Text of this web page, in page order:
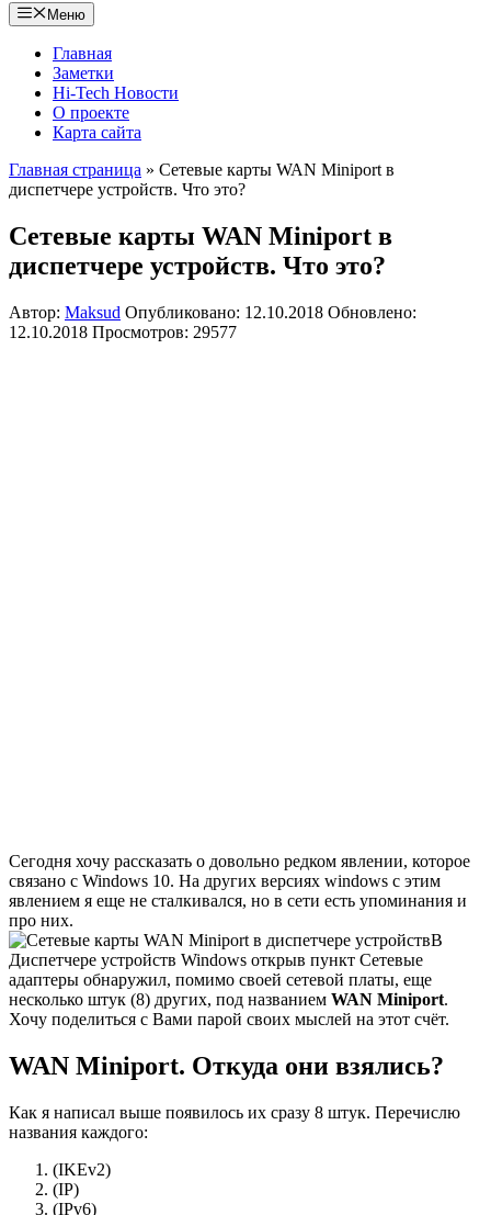
Меню
Главная
Заметки
Hi-Tech Новости
О проекте
Карта сайта
Главная страница » Сетевые карты WAN Miniport в
диспетчере устройств. Что это?
Сетевые карты WAN Miniport в
диспетчере устройств. Что это?
Автор: Maksud Опубликовано: 12.10.2018 Обновлено:
12.10.2018 Просмотров: 29577
Сегодня хочу рассказать о довольно редком явлении, которое
связано с Windows 10. На других версиях windows с этим
явлением я еще не сталкивался, но в сети есть упоминания и
про них.
В
Диспетчере устройств Windows открыв пункт Сетевые
адаптеры обнаружил, помимо своей сетевой платы, еще
несколько штук (8) других, под названием WAN Miniport.
Хочу поделиться с Вами парой своих мыслей на этот счёт.
WAN Miniport. Откуда они взялись?
Как я написал выше появилось их сразу 8 штук. Перечислю
названия каждого:
(IKEv2)
(IP)
(IPv6)